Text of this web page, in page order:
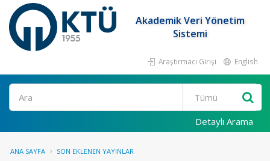
Akademik Veri Yönetim
Sistemi
Araştırmacı Girişi English
Ara
Detaylı Arama
ANA SAYFA SON EKLENEN YAYINLAR